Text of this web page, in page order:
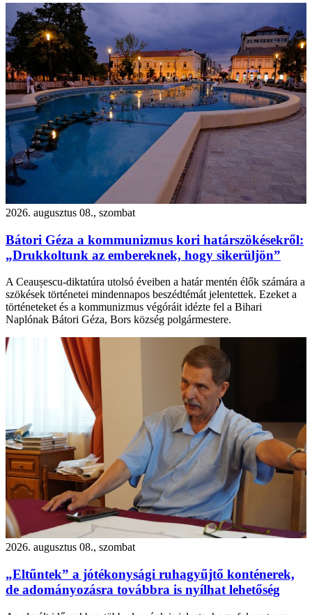
2026. augusztus 08., szombat
Bátori Géza a kommunizmus kori határszökésekről:
„Drukkoltunk az embereknek, hogy sikerüljön”
A Ceaușescu-diktatúra utolsó éveiben a határ mentén élők számára a
szökések történetei mindennapos beszédtémát jelentettek. Ezeket a
történeteket és a kommunizmus végóráit idézte fel a Bihari
Naplónak Bátori Géza, Bors község polgármestere.
2026. augusztus 08., szombat
„Eltűntek” a jótékonysági ruhagyűjtő konténerek,
de adományozásra továbbra is nyílhat lehetőség